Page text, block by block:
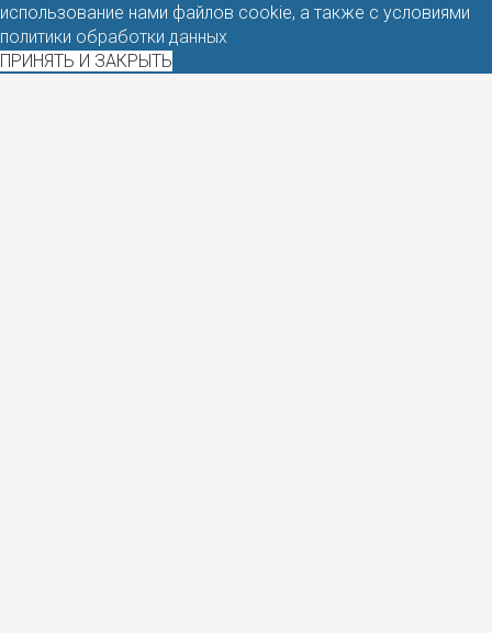
использование нами файлов cookie, а также с условиями
политики обработки данных
ПРИНЯТЬ И ЗАКРЫТЬ